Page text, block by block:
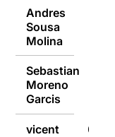
Andres
Sousa
Molina
Sebastian
Moreno
Garcis
vicent 08/